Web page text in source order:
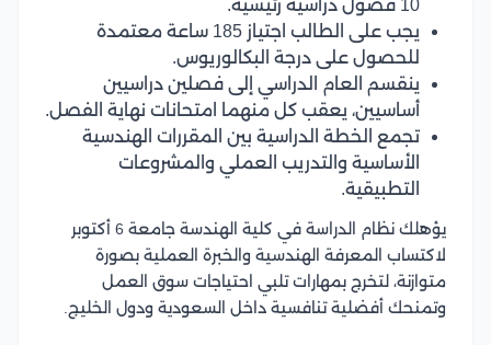
10 فصول دراسية رئيسية.
يجب على الطالب اجتياز 185 ساعة معتمدة
للحصول على درجة البكالوريوس.
ينقسم العام الدراسي إلى فصلين دراسيين
أساسيين، يعقب كل منهما امتحانات نهاية الفصل.
تجمع الخطة الدراسية بين المقررات الهندسية
الأساسية والتدريب العملي والمشروعات
التطبيقية.
يؤهلك نظام الدراسة في كلية الهندسة جامعة 6 أكتوبر
لاكتساب المعرفة الهندسية والخبرة العملية بصورة
متوازنة، لتخرج بمهارات تلبي احتياجات سوق العمل
وتمنحك أفضلية تنافسية داخل السعودية ودول الخليج.